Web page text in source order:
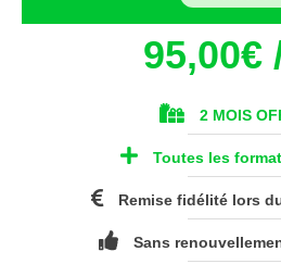
95,00€
2 MOIS
Toutes les
Remise fidélité lors
Sans